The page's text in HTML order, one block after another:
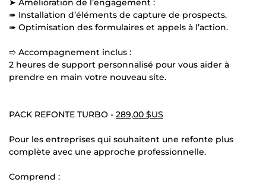
➤ Amélioration de l’engagement :
➠ Installation d’éléments de capture de prospects.
➠ Optimisation des formulaires et appels à l’action.
➱ Accompagnement inclus :
2 heures de support personnalisé pour vous aider à
prendre en main votre nouveau site.
PACK REFONTE TURBO - 289,00 $US
Pour les entreprises qui souhaitent une refonte plus
complète avec une approche professionnelle.
Comprend :